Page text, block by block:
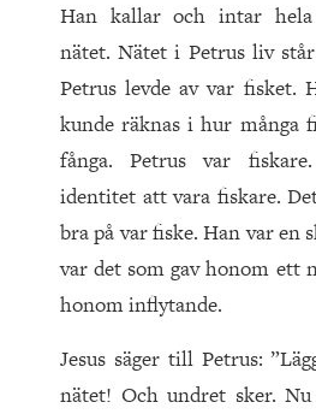
Han kallar och intar hela
nätet. Nätet i Petrus liv
Petrus levde av var fisket.
kunde räknas i hur många
fånga. Petrus var
identitet att vara fiskare.
bra på var fiske. Han var en
var det som gav honom ett
honom inflytande.
Jesus säger till Petrus:
nätet! Och undret sker.